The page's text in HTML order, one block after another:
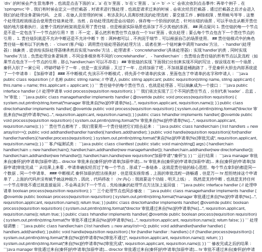
`div` 的时候会产生冒泡事件，也就是点击下面的`a`, `a` 在`b`里面，`b`在`c`里面， `a`-> `b` -> `c` 会依次收到点击事件: 再举个例子，在
`springmvc`中，我们有时候会定义一些拦截器，对请求进行预处理，也就是请求过来的时候，会依次经历拦截器，通过拦截器之后才会进入
我们的处理业务逻辑代码。 之前，在做人员管理的时候，有涉及到人员离职情况的处理流程，要交接工作，解除权限，禁用账号等等，这整
个处理流程就很适合使用责任链来处理。当然，自动处理流程是会出错的，保存每一个阶段的状态，针对出错的场景，可以手动去从断开责任
链的地方接着执行。这整个流程的框架就是应用了责任链，但是根据实际场景也添加了不少其他的东西。 ## 两点疑问 1. 责任链的每一个节点
是不是一定包含下一个节点的引用？ 答：不一定，要么把所有责任节点放在一个`list`里面，依次处理；要么每个节点包含下一个责任节点的
引用， 1. 责任链到底是不允许中断还是不允许中断？ 答：两种都可以，不拘泥于细节，可以根据自己的场景使用。 ## 责任链模式中的角色
责任链一般有以下的角色： - `client`(客户端)：调用责任链处理器的处理方法，或者在第一个链对象中调用`handle`方法。 - `handler`(处理
器)：抽象类，提供给实际处理器继承然后实现`handle`方法，处理请求 - `concretehandler`(具体处理器)：实现`handler`的类，同时实现
`handle`方法，负责处理业务逻辑类，不同业务模块有不同的`concretehandler`。 - `handlerchain`：负责组合责任链的所有节点以及流程（如
果节点包含下一个节点的引用，那么`handlerchain`可以不存在） ## 审批链的实现 下面我们分别来实现不同的写法，假设现在有一个场景，
秦怀入职了一家公司，哼哧哼哧干了一年，但是一直没调薪，又过了一年，总得加薪了吧，不加就要提桶跑路了，于是秦怀大胆去内部系统提
了一个申请单：【加薪申请】 ### 不中断模式 先演示不中断模式，得先弄个申请单的实体，里面包含了申请单的名字和申请人： ```java
public class requisition { // 名称 public string name; // 申请人 public string applicant; public requisition(string name, string applicant) {
this.name = name; this.applicant = applicant; } } ``` 责任链中的每个责任节点，也就是处理器，可以抽象成为一个接口： ```java public
interface handler { // 处理申请单 void process(requisition requisition); } ``` 我们依次实现了三个不同的责任节点，分别代表`leader`，总监，
`hr`审批： ```java public class managerhandler implements handler { @override public void process(requisition requisition) {
system.out.println(string.format("manager 审批来自[%s]的申请单[%s]...", requisition.applicant, requisition.name)); } } public class
directorhandler implements handler{ @override public void process(requisition requisition) { system.out.println(string.format("director 审
批来自[%s]的申请单[%s]...", requisition.applicant, requisition.name)); } } public class hrhandler implements handler{ @override public
void process(requisition requisition) { system.out.println(string.format("hr 审批来自[%s]的申请单[%s]...", requisition.applicant,
requisition.name)); } } ``` 责任节点都有了，我们需要用一个责任链把它们组合起来： ```java public class handlerchain { list handlers = new
arraylist<>(); public void addhandler(handler handler){ handlers.add(handler); } public void handle(requisition requisition){ for(handler
handler:handlers){ handler.process(requisition); } system.out.println(string.format("来自[%s]的申请单[%s]审批完成", requisition.applicant,
requisition.name)); } } ``` 客户端测试类： ```java public class clienttest { public static void main(string[] args) { handlerchain
handlerchain = new handlerchain(); handlerchain.addhandler(new managerhandler()); handlerchain.addhandler(new directorhandler());
handlerchain.addhandler(new hrhandler()); handlerchain.handle(new requisition("加薪申请","秦怀")); } } ``` 运行结果： ```java manager 审批
来自[秦怀]的申请单[加薪申请]... director 审批来自[秦怀]的申请单[加薪申请]... hr 审批来自[秦怀]的申请单[加薪申请]... 来自[秦怀]的申请单[加
薪申请]审批完成 ``` 从结果上来看，申请单确实经历过了每一个节点，形成了一条链条，这就是责任链的核心思想。每个节点拿到的都是同一
个数据，同一个申请单。 ### 中断模式 秦怀加薪的想法很美好，但是现实很骨感，上面的审批流程一路畅通，但是万一 hr 想拒绝掉这个申请
单了，上面的代码并没有赋予她这种能力，因此，代码得改！（hr 内心：我就要这个功能，明天上线）。 既然是支持中断，也就是支持任何
一个节点审批不通过就直接返回，不会再走到下一个节点，先给抽象的处理节点方法加上返回值： ```java public interface handler { // 处理申
请单 boolean process(requisition requisition); } ``` 三个处理节点也同步修改： ```java public class managerhandler implements handler {
@override public boolean process(requisition requisition) { system.out.println(string.format("manager 审批通过来自[%s]的申请单[%s]...",
requisition.applicant, requisition.name)); return true; } } public class directorhandler implements handler{ @override public boolean
process(requisition requisition) { system.out.println(string.format("director 审批通过来自[%s]的申请单[%s]...", requisition.applicant,
requisition.name)); return true; } } public class hrhandler implements handler{ @override public boolean process(requisition requisition)
{ system.out.println(string.format("hr 审批不通过来自[%s]的申请单[%s]...", requisition.applicant, requisition.name)); return false; } } ``` 处理
链调整： ```java public class handlerchain { list handlers = new arraylist<>(); public void addhandler(handler handler) {
handlers.add(handler); } public void handle(requisition requisition) { for (handler handler : handlers) { if (!handler.process(requisition)) {
system.out.println(string.format("来自[%s]的申请单[%s]审批不通过", requisition.applicant, requisition.name)); return; } }
system.out.println(string.format("来自[%s]的申请单[%s]审批完成", requisition.applicant, requisition.name)); } } ``` 修改完成之后的结果：
```java manager 审批通过来自[秦怀]的申请单[加薪申请]... director 审批通过来自[秦怀]的申请单[加薪申请]... hr 审批不通过来自[秦怀]的申请